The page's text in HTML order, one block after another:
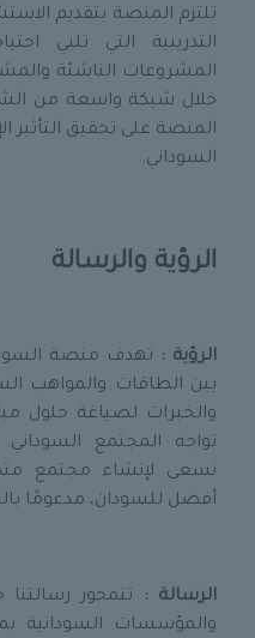
تلتزم المنصة بتقديم
التدريبية التي تلبي
المشروعات الناشئة
خلال شبكة واسعة من
المنصة على تحقيق التأثير
السوداني.
الرؤية والرسالة
الرؤية : تهدف منصة
بين الطاقات والمواهب
والخبرات لصياغة حلول
تواجه المجتمع
نسعى لإنشاء مجتمع
أفضل للسودان، مدعومًا
الرسالة :
تتمحور
والمؤسسات السودانية